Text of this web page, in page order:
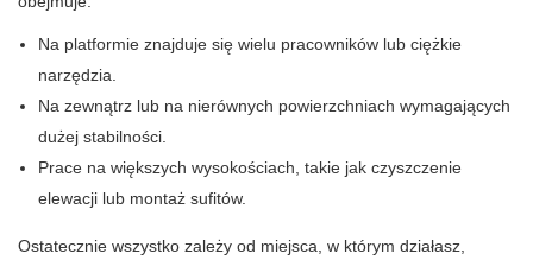
Na platformie znajduje się wielu pracowników lub ciężkie
narzędzia.
Na zewnątrz lub na nierównych powierzchniach wymagających
dużej stabilności.
Prace na większych wysokościach, takie jak czyszczenie
elewacji lub montaż sufitów.
Ostatecznie wszystko zależy od miejsca, w którym działasz,